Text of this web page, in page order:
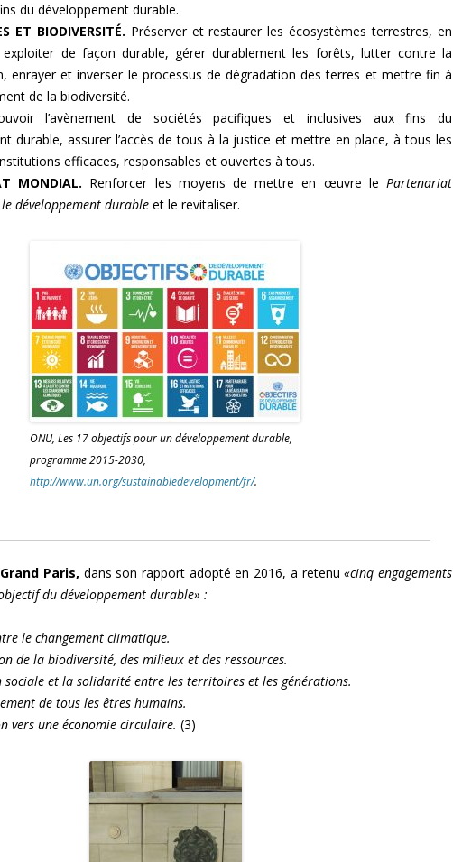
du développement durable.
ET BIODIVERSITÉ. Préserver et restaurer les écosystèmes terrestres, en
de façon durable, gérer durablement les forêts, lutter contre la
enrayer et inverser le processus de dégradation des terres et mettre fin à
de la biodiversité.
l’avènement de sociétés pacifiques et inclusives aux fins du
durable, assurer l’accès de tous à la justice et mettre en place, à tous les
efficaces, responsables et ouvertes à tous.
MONDIAL. Renforcer les moyens de mettre en œuvre le Partenariat
développement durable et le revitaliser.
ONU, Les 17 objectifs pour un développement durable,
programme 2015-2030,
http://www.un.org/sustainabledevelopment/fr/.
Paris, dans son rapport adopté en 2016, a retenu«cinq engagements
du développement durable» :
le changement climatique.
de la biodiversité, des milieux et des ressources.
sociale et la solidarité entre les territoires et les générations.
de tous les êtres humains.
vers une économie circulaire. (3)